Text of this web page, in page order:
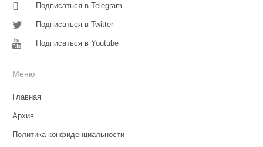
Подписаться в Telegram
Подписаться в Twitter
Подписаться в Youtube
Меню
Главная
Архив
Политика конфиденциальности